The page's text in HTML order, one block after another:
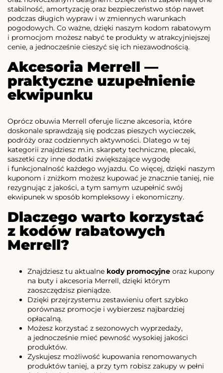
stabilność, amortyzację oraz bezpieczeństwo stóp nawet
podczas długich wypraw i w zmiennych warunkach
pogodowych. Co ważne, dzięki naszym kodom rabatowym
i promocjom możesz nabyć te produkty w atrakcyjniejszej
cenie, a jednocześnie cieszyć się ich niezawodnością.
Akcesoria Merrell —
praktyczne uzupełnienie
ekwipunku
Oprócz obuwia Merrell oferuje liczne akcesoria, które
doskonale sprawdzają się podczas pieszych wycieczek,
podróży oraz codziennych aktywności. Dlatego w tej
kategorii znajdziesz m.in. skarpety techniczne, plecaki,
saszetki czy inne dodatki zwiększające wygodę
i funkcjonalność każdego wyjazdu. Co więcej, dzięki naszym
kuponom i zniżkom możesz kupować je znacznie taniej, nie
rezygnując z jakości, a tym samym uzupełnić swój
ekwipunek w sposób kompleksowy i ekonomiczny.
Dlaczego warto korzystać
z kodów rabatowych
Merrell?
Znajdziesz tu aktualne kody promocyjne oraz kupony
na buty i akcesoria Merrell, dzięki którym
zaoszczędzisz pieniądze.
Dzięki przejrzystemu zestawieniu ofert szybko
porównasz promocje i wybierzesz najbardziej
opłacalną.
Możesz korzystać z sezonowych wyprzedaży,
a jednocześnie mieć pewność wysokiej jakości
produktów.
Zyskujesz możliwość kupowania renomowanych
produktów taniej, a przy tym robisz zakupy w pełni